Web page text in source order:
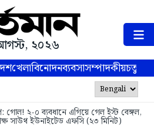
২০২৬
খেলাবিনোদনব্যবসাসম্পাদকীয়
গোল! ২-০ ব্যবধানে এগিয়ে গেল ইস্ট বেঙ্গল,
সাউথ ইউনাইটেড এফসি (২৩ মিনিট)